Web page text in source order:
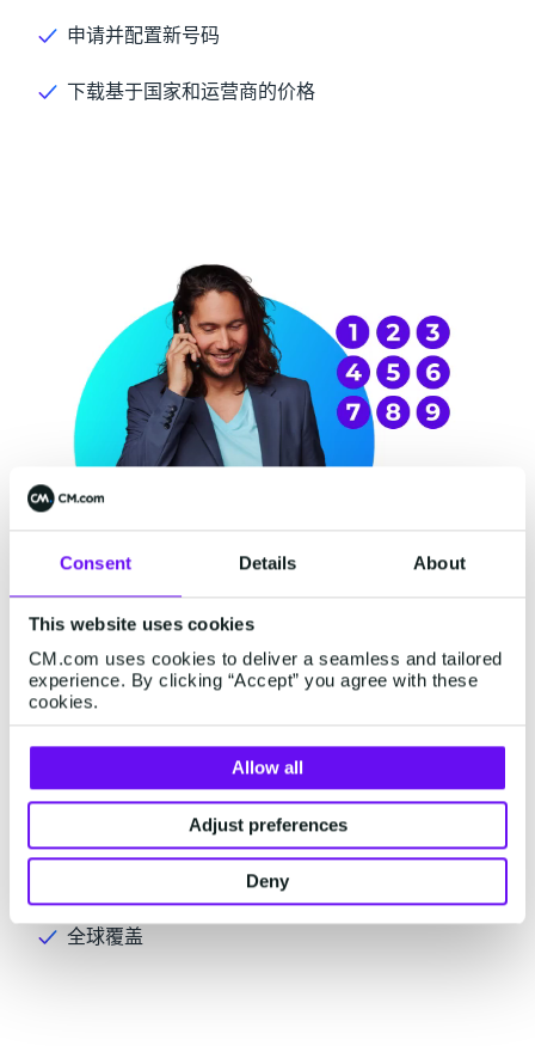
Consent Details About
This website uses cookies
CM.com uses cookies to deliver a seamless and tailored
experience. By clicking “Accept” you agree with these
cookies.
Allow all
Adjust preferences
Deny
申请并配置新号码
下载基于国家和运营商的价格
DID号码
我们提供DID全球虚拟号码，支持呼入和呼出。用当地号
码呼出相对于境外号码更能触达用户，帮助企业更好的
拓展海外业务。同时也支持迁移现有号码到CM平台。
全球覆盖